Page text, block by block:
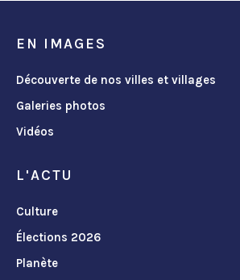
EN IMAGES
Découverte de nos villes et villages
Galeries photos
Vidéos
L'ACTU
Culture
Élections 2026
Planète